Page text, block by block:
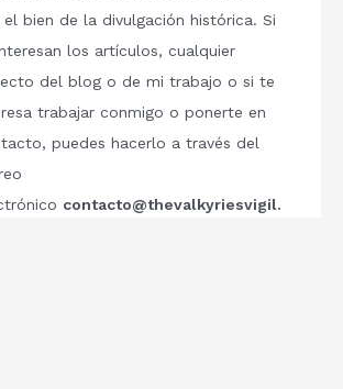
bien de la divulgación histórica. Si
los artículos, cualquier
del blog o de mi trabajo o si te
trabajar conmigo o ponerte en
puedes hacerlo a través del
contacto@thevalkyriesvigil.